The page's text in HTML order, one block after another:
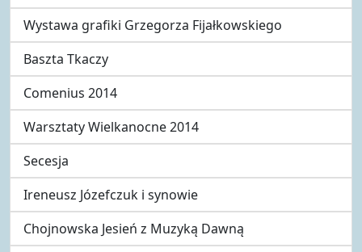
Wystawa grafiki Grzegorza Fijałkowskiego
Baszta Tkaczy
Comenius 2014
Warsztaty Wielkanocne 2014
Secesja
Ireneusz Józefczuk i synowie
Chojnowska Jesień z Muzyką Dawną